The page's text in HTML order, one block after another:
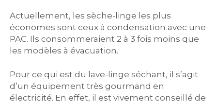
Actuellement, les sèche-linge les plus
économes sont ceux à condensation avec une
PAC. Ils consommeraient 2 à 3 fois moins que
les modèles à évacuation.
Pour ce qui est du lave-linge séchant, il s’agit
d’un équipement très gourmand en
électricité. En effet, il est vivement conseillé de